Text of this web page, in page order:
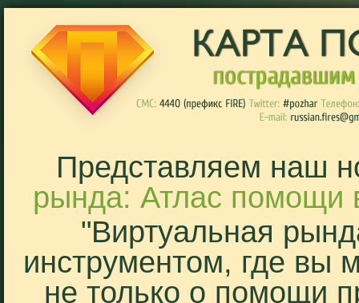
Представляем наш
рында: Атлас помощи
"Виртуальная
инструментом, где вы
не только о помощи